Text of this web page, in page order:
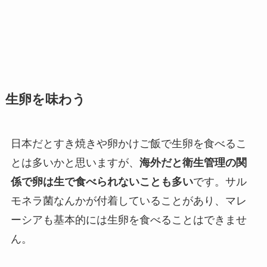
生卵を味わう
日本だとすき焼きや卵かけご飯で生卵を食べるこ
とは多いかと思いますが、 海外だと衛生管理の関
係で卵は生で食べられないことも多いです。サル
モネラ菌なんかが付着していることがあり、マレ
ーシアも基本的には生卵を食べることはできませ
ん。